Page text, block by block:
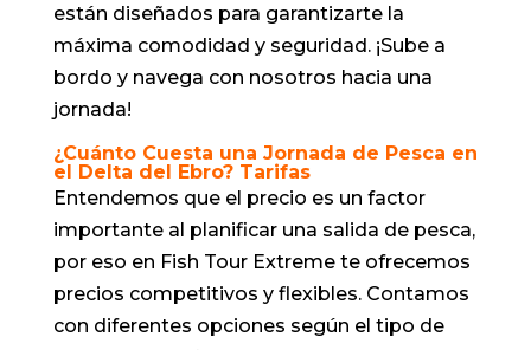
están diseñados para garantizarte la
máxima comodidad y seguridad. ¡Sube a
bordo y navega con nosotros hacia una
jornada!
¿Cuánto Cuesta una Jornada de Pesca en
el Delta del Ebro? Tarifas
Entendemos que el precio es un factor
importante al planificar una salida de pesca,
por eso en Fish Tour Extreme te ofrecemos
precios competitivos y flexibles. Contamos
con diferentes opciones según el tipo de